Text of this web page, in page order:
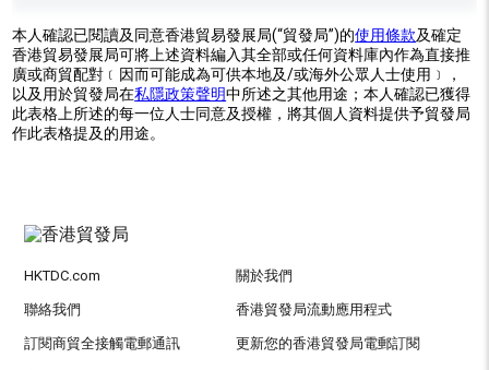
本人確認已閱讀及同意香港貿易發展局(“貿發局”)的使用條款及確定
香港貿易發展局可將上述資料編入其全部或任何資料庫內作為直接推
廣或商貿配對﹝因而可能成為可供本地及/或海外公眾人士使用﹞，
以及用於貿發局在私隱政策聲明中所述之其他用途；本人確認已獲得
此表格上所述的每一位人士同意及授權，將其個人資料提供予貿發局
作此表格提及的用途。
HKTDC.com 關於我們
聯絡我們 香港貿發局流動應用程式
訂閱商貿全接觸電郵通訊 更新您的香港貿發局電郵訂閱